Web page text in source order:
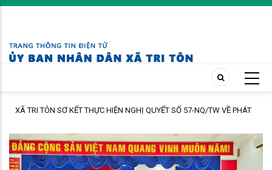
Skip
content
Trạm Y tế xã Tri Tôn khám sàng lọc miễn phí cho hơn 200 lượt người dân